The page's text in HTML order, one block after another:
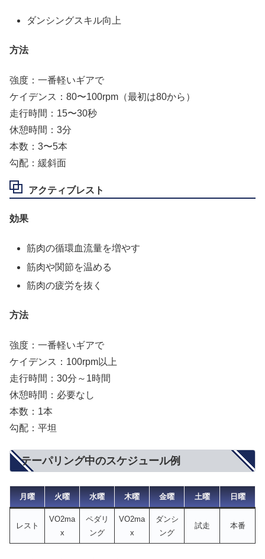
ダンシングスキル向上
方法
強度：一番軽いギアで
ケイデンス：80〜100rpm（最初は80から）
走行時間：15〜30秒
休憩時間：3分
本数：3〜5本
勾配：緩斜面
アクティブレスト
効果
筋肉の循環血流量を増やす
筋肉や関節を温める
筋肉の疲労を抜く
方法
強度：一番軽いギアで
ケイデンス：100rpm以上
走行時間：30分～1時間
休憩時間：必要なし
本数：1本
勾配：平坦
テーパリング中のスケジュール例
月曜 火曜 水曜 木曜 金曜 土曜 日曜
レスト
VO2ma
x
ペダリ
ング
VO2ma
x
ダンシ
ング
試走 本番